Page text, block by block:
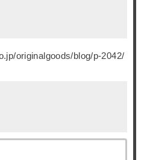
originalgoods/blog/p-2042/